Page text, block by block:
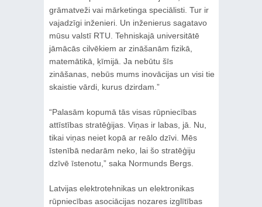
grāmatveži vai mārketinga speciālisti. Tur ir
vajadzīgi inženieri. Un inženierus sagatavo
mūsu valstī RTU. Tehniskajā universitātē
jāmācās cilvēkiem ar zināšanām fizikā,
matemātikā, ķīmijā. Ja nebūtu šīs
zināšanas, nebūs mums inovācijas un visi tie
skaistie vārdi, kurus dzirdam.”
“Palasām kopumā tās visas rūpniecības
attīstības stratēģijas. Viņas ir labas, jā. Nu,
tikai viņas neiet kopā ar reālo dzīvi. Mēs
īstenībā nedarām neko, lai šo stratēģiju
dzīvē īstenotu,” saka Normunds Bergs.
Latvijas elektrotehnikas un elektronikas
rūpniecības asociācijas nozares izglītības